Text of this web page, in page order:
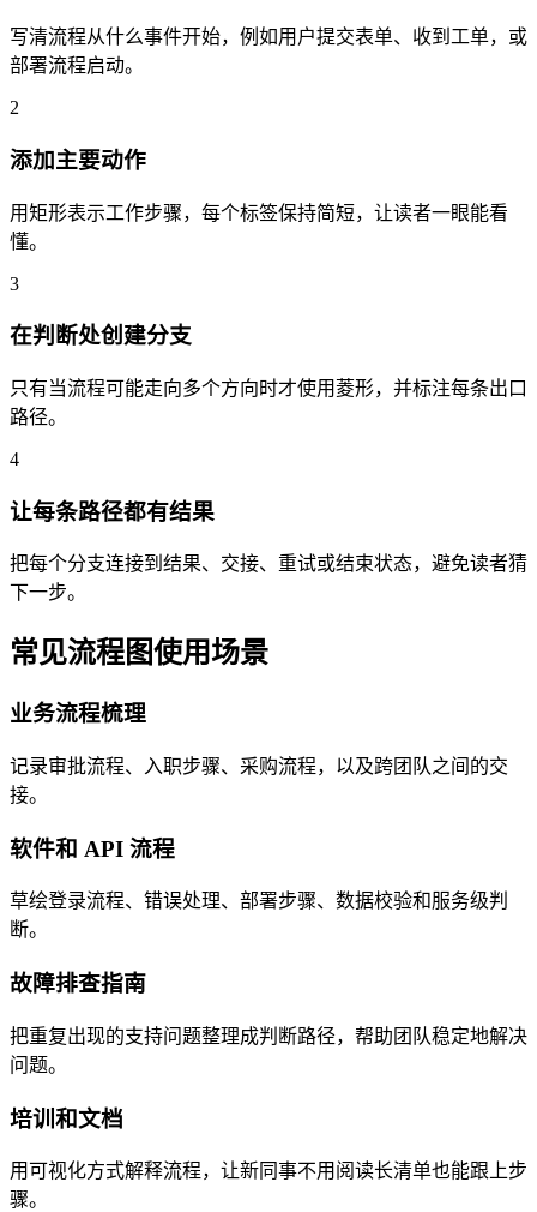
写清流程从什么事件开始，例如用户提交表单、收到工单，或
部署流程启动。
2
添加主要动作
用矩形表示工作步骤，每个标签保持简短，让读者一眼能看
懂。
3
在判断处创建分支
只有当流程可能走向多个方向时才使用菱形，并标注每条出口
路径。
4
让每条路径都有结果
把每个分支连接到结果、交接、重试或结束状态，避免读者猜
下一步。
常见流程图使用场景
业务流程梳理
记录审批流程、入职步骤、采购流程，以及跨团队之间的交
接。
软件和 API 流程
草绘登录流程、错误处理、部署步骤、数据校验和服务级判
断。
故障排查指南
把重复出现的支持问题整理成判断路径，帮助团队稳定地解决
问题。
培训和文档
用可视化方式解释流程，让新同事不用阅读长清单也能跟上步
骤。